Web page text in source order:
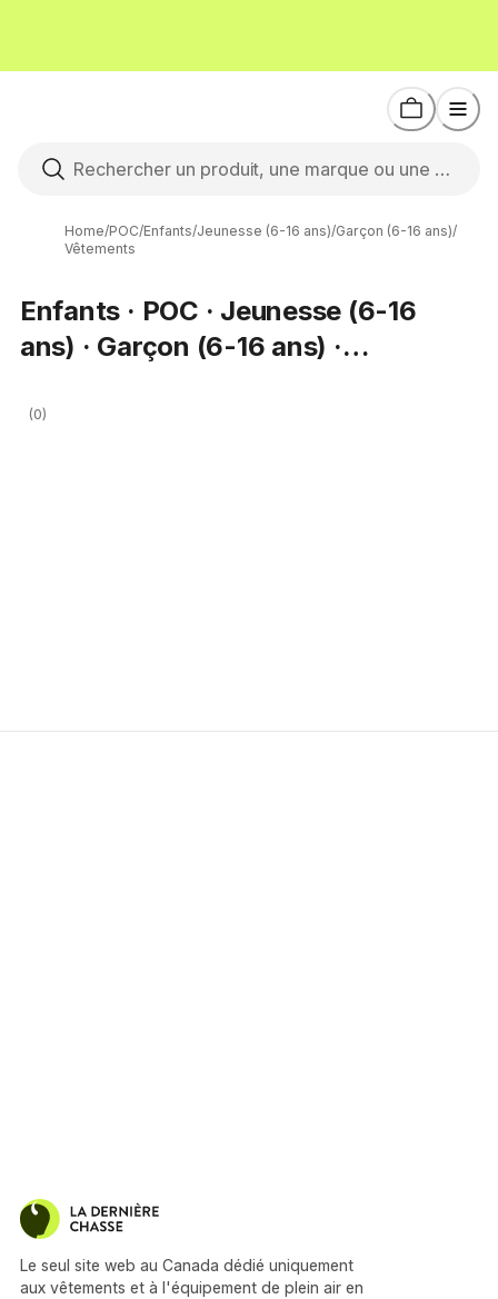
Home/POC/Enfants/Jeunesse (6-16 ans)/Garçon (6-16 ans)/
Vêtements
Enfants · POC · Jeunesse (6-16
ans) · Garçon (6-16 ans) ·
(0)
Le seul site web au Canada dédié uniquement
aux vêtements et à l'équipement de plein air en